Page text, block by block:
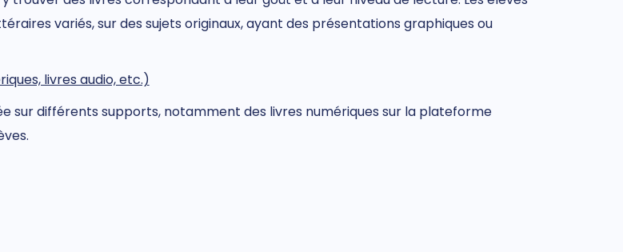
variés, sur des sujets originaux, ayant des présentations graphiques ou
livres audio, etc.)
sur différents supports, notamment des livres numériques sur la plateforme